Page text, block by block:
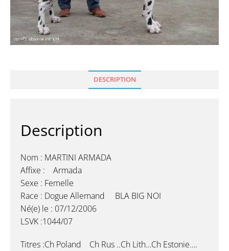
DESCRIPTION
Description
Nom : MARTINI ARMADA
Affixe : Armada
Sexe : Femelle
Race : Dogue Allemand BLA BIG NOI
Né(e) le : 07/12/2006
LSVK :1044/07
Titres :Ch Poland Ch Rus ..Ch Lith…Ch Estonie….